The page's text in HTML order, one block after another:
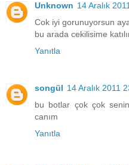
Unknown 14 Aralık
Cok iyi gorunuyorsun
bu arada cekilisime
Yanıtla
songül 14 Aralık 2011
bu botlar çok çok
canım
Yanıtla